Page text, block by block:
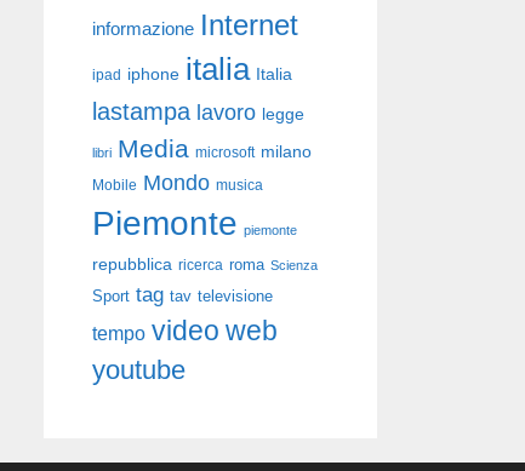
informazione Internet
ipad iphone italia Italia
lastampa lavoro legge
libri Media microsoft milano
Mobile Mondo musica
Piemonte piemonte
repubblica ricerca roma Scienza
Sport tag tav televisione
tempo video web
youtube